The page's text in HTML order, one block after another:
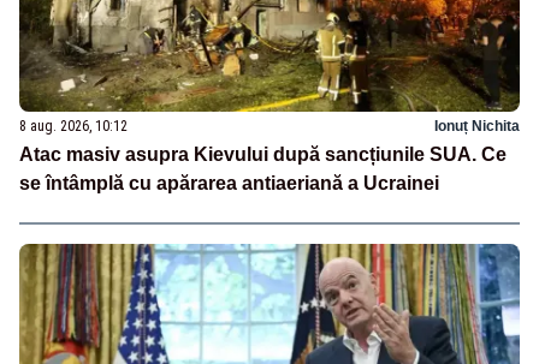
8 aug. 2026, 10:12 Ionuț Nichita
Atac masiv asupra Kievului după sancțiunile SUA. Ce
se întâmplă cu apărarea antiaeriană a Ucrainei